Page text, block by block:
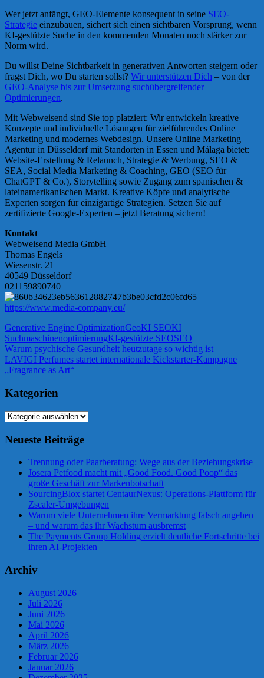
Wer jetzt anfängt, GEO-Elemente konsequent in seine SEO-
Strategie einzubauen, sichert sich einen sichtbaren Vorsprung, wenn
KI-gestützte Suche in den kommenden Monaten noch stärker zur
Norm wird.
Du willst Deine Sichtbarkeit in generativen Antworten steigern oder
fragst Dich, wo Du starten sollst? Wir unterstützen Dich – von der
GEO-Analyse bis zur Umsetzung suchübergreifender
Optimierungen.
Mit Webweisend sind Sie top platziert: Wir entwickeln kreative
Konzepte und individuelle Lösungen für zielführendes Online
Marketing und modernes Webdesign. Unsere Online Marketing
Agentur in Düsseldorf mit Standorten in Essen und Málaga bietet:
Website-Erstellung & Relaunch, Strategie & Werbung, SEO &
SEA, Social Media Marketing & Coaching, GEO (SEO für
ChatGPT & Co.), Storytelling sowie Zugang zum spanischen &
lateinamerikanischen Markt. Kreative Köpfe und analytische
Experten sorgen für einzigartige Strategien. Setzen Sie auf
zertifizierte Google-Experten – jetzt Beratung sichern!
Kontakt
Webweisend Media GmbH
Thomas Engels
Wiesenstr. 21
40549 Düsseldorf
021159890740
https://www.media-company.eu/
Generative Engine OptimizationGeoKI SEOKI
SuchmaschinenoptimierungKI-gestützte SEOSEO
Beitragsnavigation
Vorheriger
Beitrag:
Warum psychische Gesundheit heutzutage so wichtig ist
Nächster
Beitrag:
LAVIGI Perfumes startet internationale Kickstarter-Kampagne
„Fragrance as Art“
Kategorien
Kategorien
Neueste Beiträge
Trennung oder Paarberatung: Wege aus der Beziehungskrise
Josera Petfood macht mit „Good Food. Good Poop“ das
große Geschäft zur Markenbotschaft
SourcingBlox startet CentaurNexus: Operations-Plattform für
Zscaler-Umgebungen
Warum viele Unternehmen ihre Vermarktung falsch angehen
– und warum das ihr Wachstum ausbremst
The Payments Group Holding erzielt deutliche Fortschritte bei
ihren AI-Projekten
Archiv
August 2026
Juli 2026
Juni 2026
Mai 2026
April 2026
März 2026
Februar 2026
Januar 2026